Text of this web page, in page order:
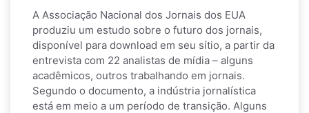
A Associação Nacional dos Jornais dos EUA
produziu um estudo sobre o futuro dos jornais,
disponível para download em seu sítio, a partir da
entrevista com 22 analistas de mídia – alguns
acadêmicos, outros trabalhando em jornais.
Segundo o documento, a indústria jornalística
está em meio a um período de transição. Alguns